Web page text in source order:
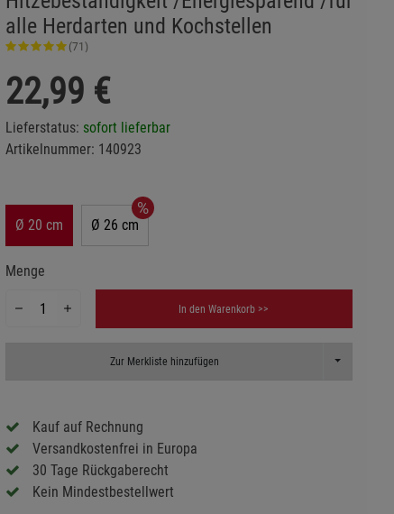
alle Herdarten und Kochstellen
(71)
22,99 €
Lieferstatus: sofort lieferbar
Artikelnummer: 140923
Ø 20 cm Ø 26 cm
Menge
In den Warenkorb >>
Zur Merkliste hinzufügen Toggle
Kauf auf Rechnung
Versandkostenfrei in Europa
30 Tage Rückgaberecht
Kein Mindestbestellwert